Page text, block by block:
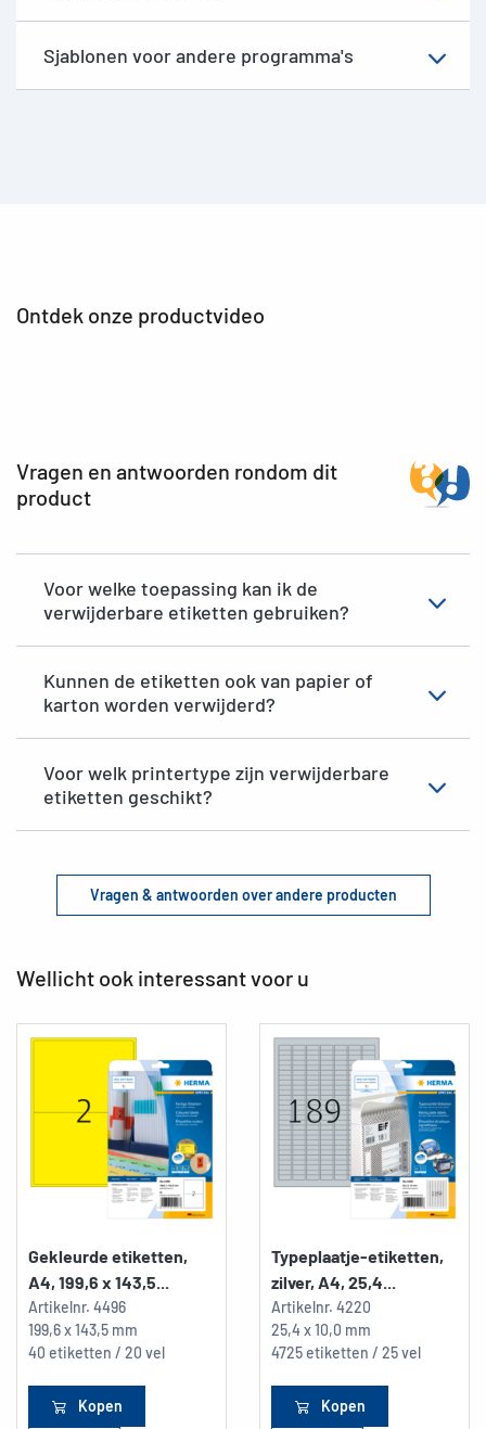
Sjablonen voor andere programma's
Ontdek onze productvideo
Vragen en antwoorden rondom dit
product
Voor welke toepassing kan ik de
verwijderbare etiketten gebruiken?
Kunnen de etiketten ook van papier of
karton worden verwijderd?
Voor welk printertype zijn verwijderbare
etiketten geschikt?
Vragen & antwoorden over andere producten
Wellicht ook interessant voor u
Gekleurde etiketten,
A4, 199,6 x 143,5...
Artikelnr. 4496
199,6 x 143,5 mm
40 etiketten / 20 vel
Kopen
Typeplaatje-etiketten,
zilver, A4, 25,4...
Artikelnr. 4220
25,4 x 10,0 mm
4725 etiketten / 25 vel
Kopen